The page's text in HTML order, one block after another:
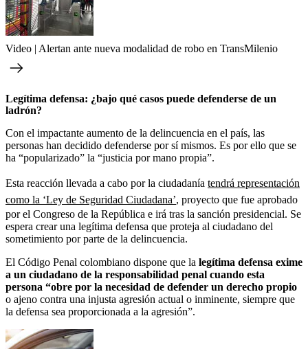
Video | Alertan ante nueva modalidad de robo en TransMilenio
Legítima defensa: ¿bajo qué casos puede defenderse de un
ladrón?
Con el impactante aumento de la delincuencia en el país, las
personas han decidido defenderse por sí mismos. Es por ello que se
ha “popularizado” la “justicia por mano propia”.
Esta reacción llevada a cabo por la ciudadanía tendrá representación
como la ‘Ley de Seguridad Ciudadana’, proyecto que fue aprobado
por el Congreso de la República e irá tras la sanción presidencial. Se
espera crear una legítima defensa que proteja al ciudadano del
sometimiento por parte de la delincuencia.
El Código Penal colombiano dispone que la legítima defensa exime
a un ciudadano de la responsabilidad penal cuando esta
persona “obre por la necesidad de defender un derecho propio
o ajeno contra una injusta agresión actual o inminente, siempre que
la defensa sea proporcionada a la agresión”.